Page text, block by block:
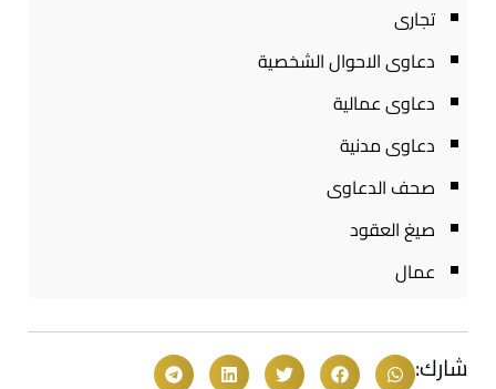
تجارى
دعاوى الاحوال الشخصية
دعاوى عمالية
دعاوى مدنية
صحف الدعاوى
صيغ العقود
عمال
شارك: